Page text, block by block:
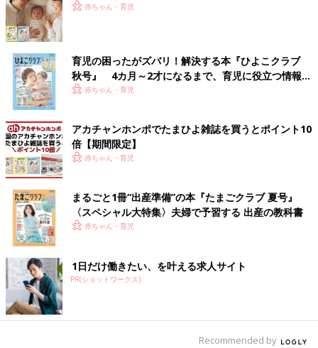
赤ちゃん・育児
育児の困ったがズバリ！解決する本『ひよこクラブ
秋号』 4カ月～2才になるまで、育児に役立つ情報が
いっぱい！
赤ちゃん・育児
アカチャンホンポでたまひよ雑誌を買うとポイント10
倍【期間限定】
赤ちゃん・育児
まるごと1冊“出産準備”の本『たまごクラブ 夏号』
〈スペシャル大特集〉夫婦で予習する 出産の教科書
赤ちゃん・育児
1日だけ働きたい、を叶える求人サイト
PR(ショットワークス)
Recommended by